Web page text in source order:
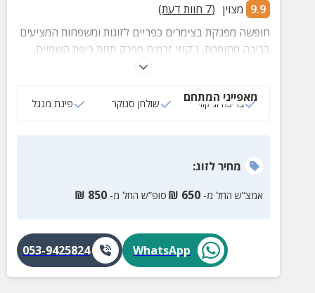
9.9 מצוין (
7 חוות דעת)
חופשה מפנקת בצימרים כפריים לזוגות ומשפחות המציעים
בריכה מחוממת, ג'קוזי זרמים מפנק תחת כיפת השמיים,
נופים הרריים מדהימים ואירוח דרוזי חם.
מאפייני המתחם
בריכה וג'קוזי שולחן סנוקר פינת מנגל
מחירלזוג:
אמצ”ש החל מ- 650
₪ סופ”ש החל מ- 850
₪
WhatsApp
053-9425824